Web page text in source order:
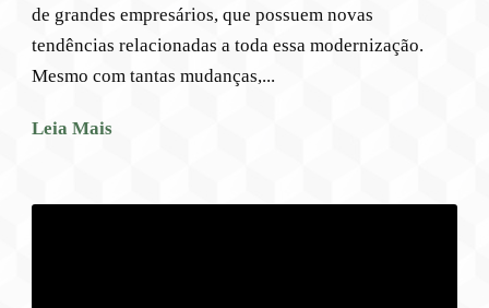
de grandes empresários, que possuem novas
tendências relacionadas a toda essa modernização.
Mesmo com tantas mudanças,...
Leia Mais